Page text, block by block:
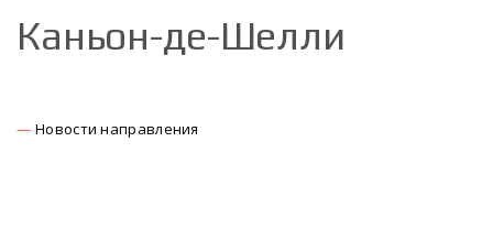
Каньон-де-Шелли
Новости направления